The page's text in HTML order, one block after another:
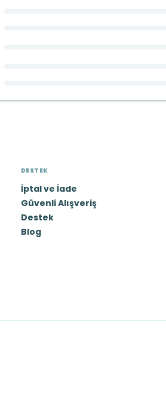
DESTEK
İptal ve İade
Güvenli Alışveriş
Destek
Blog